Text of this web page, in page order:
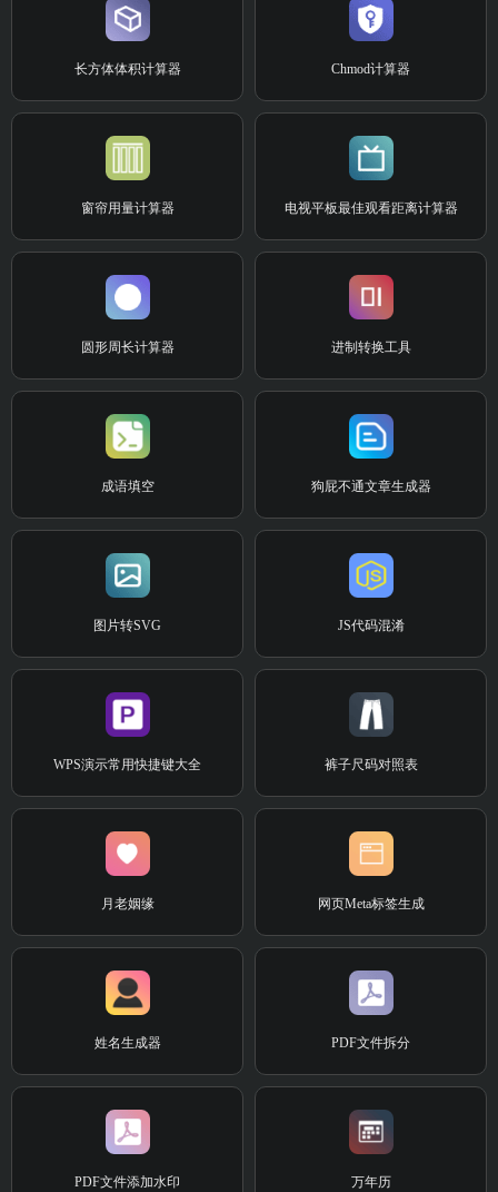
长方体体积计算器 Chmod计算器
窗帘用量计算器 电视平板最佳观看距离计算器
圆形周长计算器 进制转换工具
成语填空 狗屁不通文章生成器
图片转SVG JS代码混淆
WPS演示常用快捷键大全 裤子尺码对照表
月老姻缘 网页Meta标签生成
姓名生成器 PDF文件拆分
PDF文件添加水印 万年历